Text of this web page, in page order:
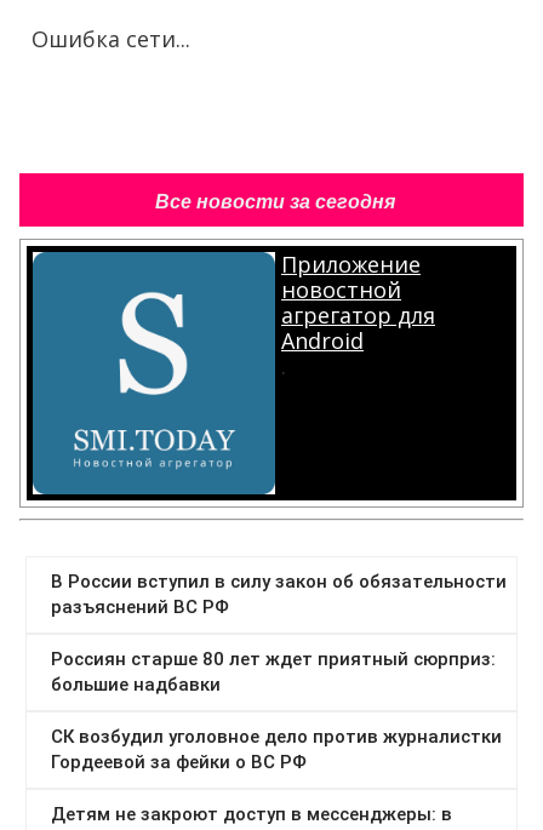
Ошибка сети...
Все новости за сегодня
Приложение
новостной
агрегатор для
Android
.